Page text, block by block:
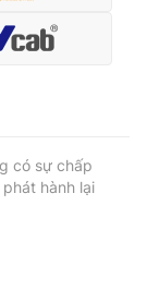
có sự chấp
hành lại